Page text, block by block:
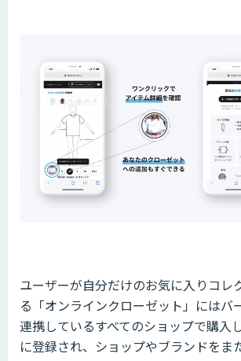
ユーザーが自分だけのお気に入りコレ
る「オンラインクローゼット」にはバ
連携しているすべてのショップで購入
に登録され、ショップやブランドをま